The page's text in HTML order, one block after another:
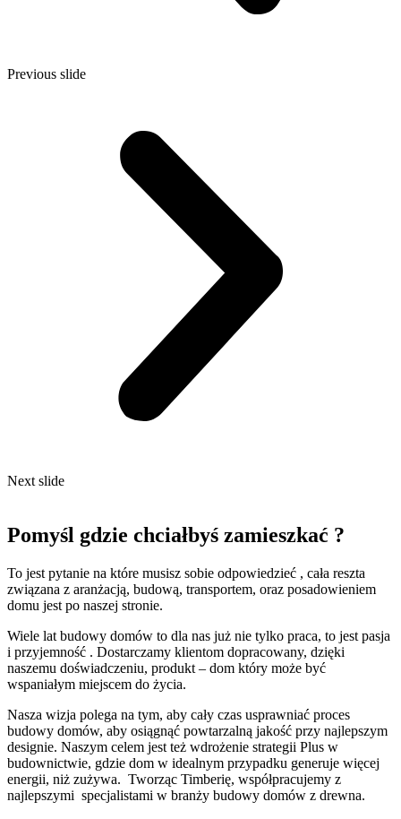
Previous slide
Next slide
Pomyśl gdzie chciałbyś zamieszkać ?
To jest pytanie na które musisz sobie odpowiedzieć , cała reszta
związana z aranżacją, budową, transportem, oraz posadowieniem
domu jest po naszej stronie.
Wiele lat budowy domów to dla nas już nie tylko praca, to jest pasja
i przyjemność . Dostarczamy klientom dopracowany, dzięki
naszemu doświadczeniu, produkt – dom który może być
wspaniałym miejscem do życia.
Nasza wizja polega na tym, aby cały czas usprawniać proces
budowy domów, aby osiągnąć powtarzalną jakość przy najlepszym
designie. Naszym celem jest też wdrożenie strategii Plus w
budownictwie, gdzie dom w idealnym przypadku generuje więcej
energii, niż zużywa. Tworząc Timberię, współpracujemy z
najlepszymi specjalistami w branży budowy domów z drewna.